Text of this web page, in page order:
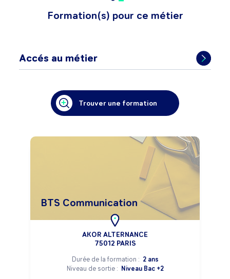
Formation(s) pour ce métier
Accés au métier
Trouver une formation
BTS Communication
AKOR ALTERNANCE
75012 PARIS
Durée de la formation : 2 ans
Niveau de sortie : Niveau Bac +2